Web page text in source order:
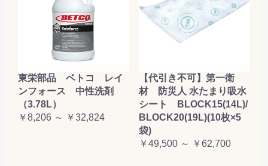
東栄部品 ベトコ レイ
ンフォース 中性洗剤
（3.78L）
￥8,206 ～ ￥32,824
【代引き不可】第一衛
材 防災人 水たまり吸水
シート BLOCK15(14L)/
BLOCK20(19L)(10枚×5
袋)
￥49,500 ～ ￥62,700